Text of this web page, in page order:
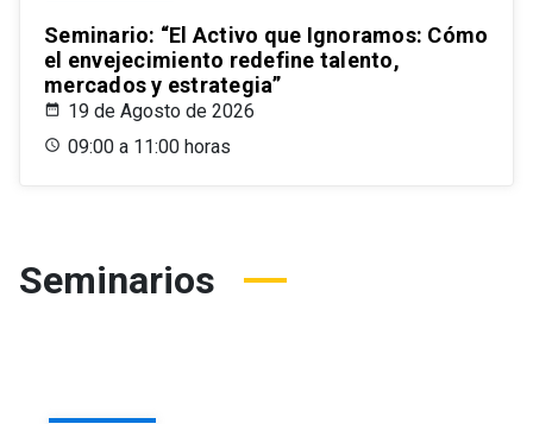
Seminario: “El Activo que Ignoramos: Cómo
el envejecimiento redefine talento,
mercados y estrategia”
19 de Agosto de 2026
09:00 a 11:00 horas
Seminarios